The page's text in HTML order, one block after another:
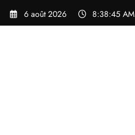
Aller
6 août 2026 8:38:46 AM